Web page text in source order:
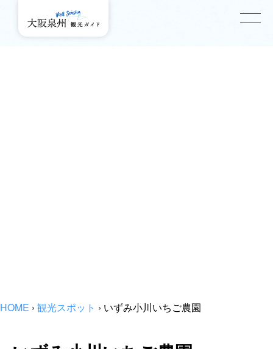
HOME › 観光スポット › いずみ小川いちご農園